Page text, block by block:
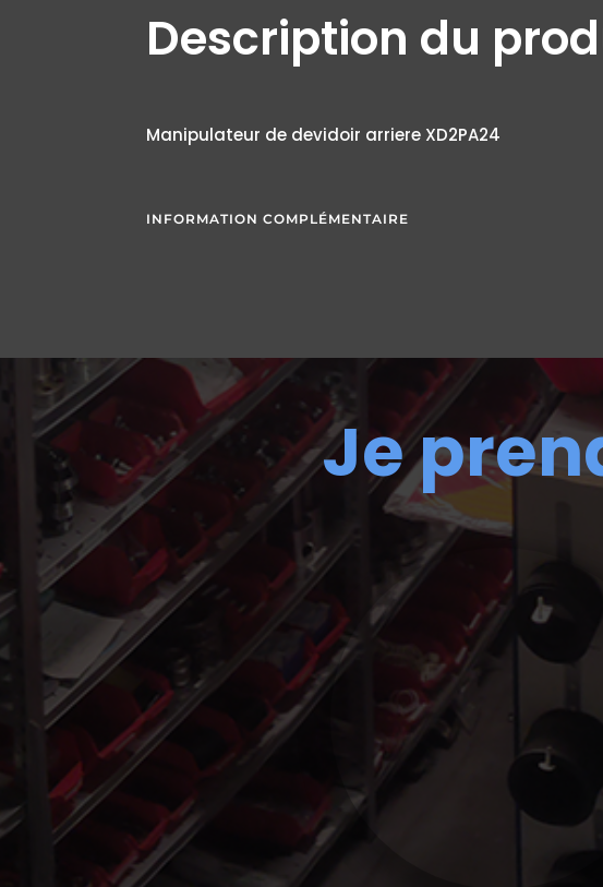
Description du
Manipulateur de devidoir arriere XD2PA24
INFORMATION COMPLÉMENTAIRE
Je